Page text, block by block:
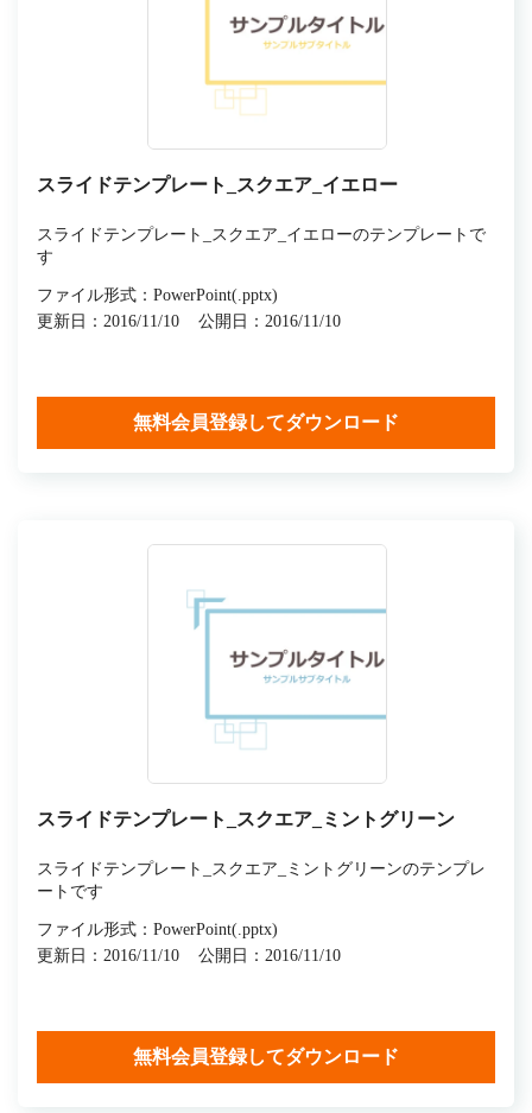
スライドテンプレート_スクエア_イエロー
スライドテンプレート_スクエア_イエローのテンプレートで
す
ファイル形式：PowerPoint(.pptx)
更新日：2016/11/10
公開日：2016/11/10
無料会員登録してダウンロード
スライドテンプレート_スクエア_ミントグリーン
スライドテンプレート_スクエア_ミントグリーンのテンプレ
ートです
ファイル形式：PowerPoint(.pptx)
更新日：2016/11/10
公開日：2016/11/10
無料会員登録してダウンロード